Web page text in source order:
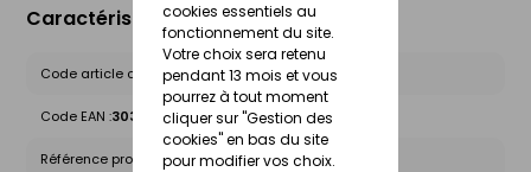
cookies essentiels au
fonctionnement du site.
Votre choix sera retenu
pendant 13 mois et vous
pourrez à tout moment
cliquer sur "Gestion des
cookies" en bas du site
pour modifier vos choix.
Caractéristiques du produit
Code article chez le fournisseur :5246308
Code EAN :3031520179249
Référence produit nationale Gedimat :27664940